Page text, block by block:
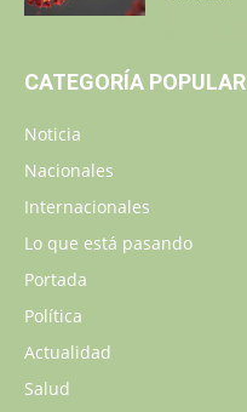
CATEGORÍA POPULAR
Noticia
Nacionales
Internacionales
Lo que está pasando
Portada
Política
Actualidad
Salud